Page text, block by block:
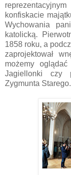
konfiskacie
Wychowania
katolicką.
1858 roku, a
zaprojektował
możemy
Jagiellonki czy
Zygmunta Starego.